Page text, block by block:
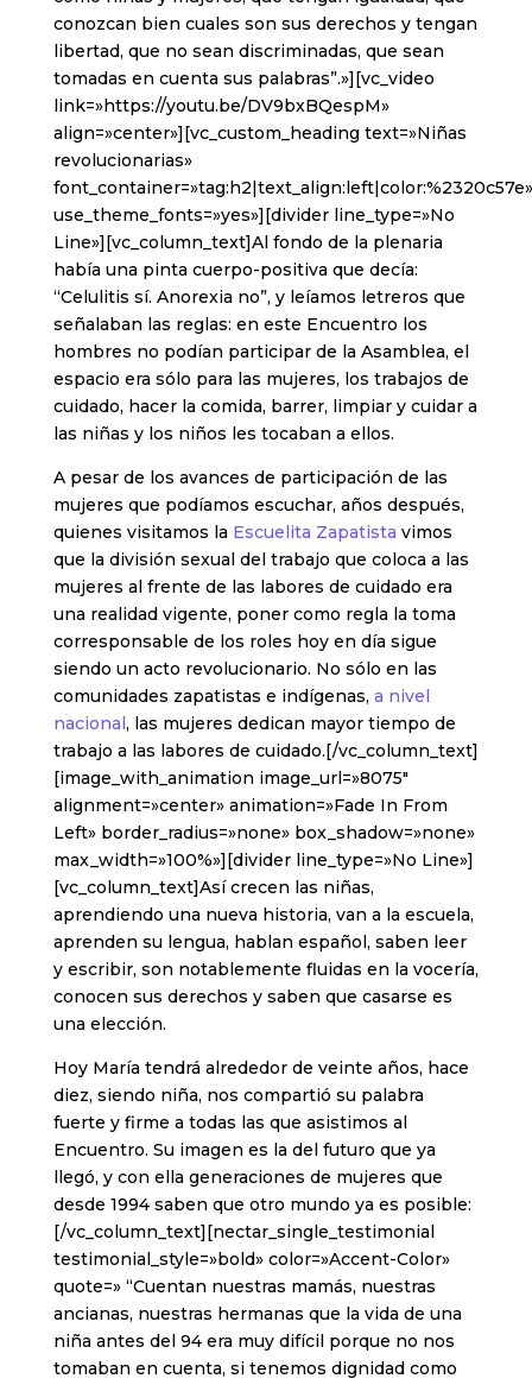
conozcan bien cuales son sus derechos y tengan
libertad, que no sean discriminadas, que sean
tomadas en cuenta sus palabras”.»][vc_video
link=»https://youtu.be/DV9bxBQespM»
align=»center»][vc_custom_heading text=»Niñas
revolucionarias»
font_container=»tag:h2|text_align:left|color:%2320c57e»
use_theme_fonts=»yes»][divider line_type=»No
Line»][vc_column_text]Al fondo de la plenaria
había una pinta cuerpo-positiva que decía:
“Celulitis sí. Anorexia no”, y leíamos letreros que
señalaban las reglas: en este Encuentro los
hombres no podían participar de la Asamblea, el
espacio era sólo para las mujeres, los trabajos de
cuidado, hacer la comida, barrer, limpiar y cuidar a
las niñas y los niños les tocaban a ellos.
A pesar de los avances de participación de las
mujeres que podíamos escuchar, años después,
quienes visitamos la Escuelita Zapatista vimos
que la división sexual del trabajo que coloca a las
mujeres al frente de las labores de cuidado era
una realidad vigente, poner como regla la toma
corresponsable de los roles hoy en día sigue
siendo un acto revolucionario. No sólo en las
comunidades zapatistas e indígenas, a nivel
nacional , las mujeres dedican mayor tiempo de
trabajo a las labores de cuidado.[/vc_column_text]
[image_with_animation image_url=»8075″
alignment=»center» animation=»Fade In From
Left» border_radius=»none» box_shadow=»none»
max_width=»100%»][divider line_type=»No Line»]
[vc_column_text]Así crecen las niñas,
aprendiendo una nueva historia, van a la escuela,
aprenden su lengua, hablan español, saben leer
y escribir, son notablemente fluidas en la vocería,
conocen sus derechos y saben que casarse es
una elección.
Hoy María tendrá alrededor de veinte años, hace
diez, siendo niña, nos compartió su palabra
fuerte y firme a todas las que asistimos al
Encuentro. Su imagen es la del futuro que ya
llegó, y con ella generaciones de mujeres que
desde 1994 saben que otro mundo ya es posible:
[/vc_column_text][nectar_single_testimonial
testimonial_style=»bold» color=»Accent-Color»
quote=» “Cuentan nuestras mamás, nuestras
ancianas, nuestras hermanas que la vida de una
niña antes del 94 era muy difícil porque no nos
tomaban en cuenta, si tenemos dignidad como